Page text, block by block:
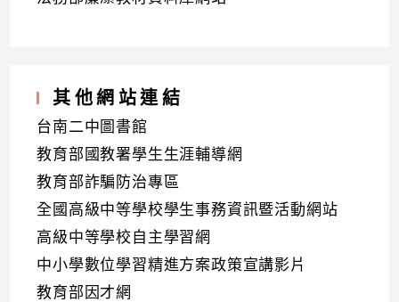
其他網站連結
台南二中圖書館
教育部國教署學生生涯輔導網
教育部詐騙防治專區
全國高級中等學校學生事務資訊暨活動網站
高級中等學校自主學習網
中小學數位學習精進方案政策宣講影片
教育部因才網